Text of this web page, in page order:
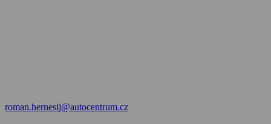
roman.hernesij@autocentrum.cz